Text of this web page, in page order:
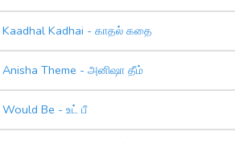
Kaadhal Kadhai - காதல் கதை
Anisha Theme - அனிஷா தீம்
Would Be - உட் பீ